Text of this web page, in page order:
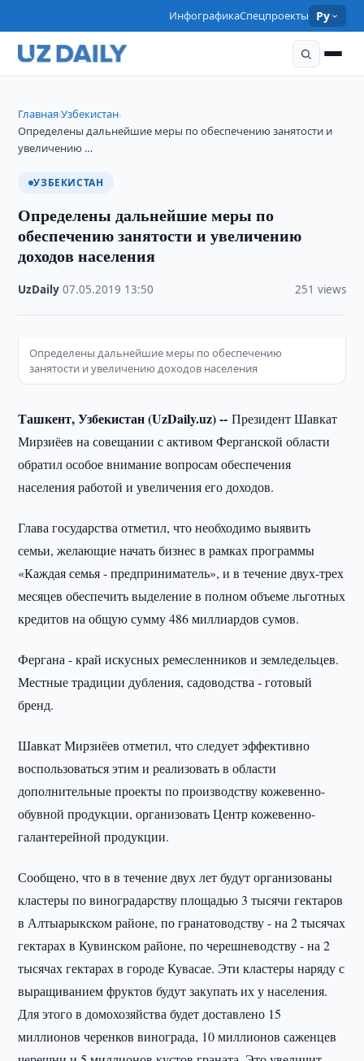
ИнфографикаСпецпроекты Ру
Главная›Узбекистан›
Определены дальнейшие меры по обеспечению занятости и
увеличению …
УЗБЕКИСТАН
Определены дальнейшие меры по
обеспечению занятости и увеличению
доходов населения
UzDaily ·07.05.2019 13:50 251 views
Определены дальнейшие меры по обеспечению
занятости и увеличению доходов населения
Ташкент, Узбекистан (UzDaily.uz) --Президент Шавкат
Мирзиёев на совещании с активом Ферганской области
обратил особое внимание вопросам обеспечения
населения работой и увеличения его доходов.
Глава государства отметил, что необходимо выявить
семьи, желающие начать бизнес в рамках программы
«Каждая семья - предприниматель», и в течение двух-трех
месяцев обеспечить выделение в полном объеме льготных
кредитов на общую сумму 486 миллиардов сумов.
Фергана - край искусных ремесленников и земледельцев.
Местные традиции дубления, садоводства - готовый
бренд.
Шавкат Мирзиёев отметил, что следует эффективно
воспользоваться этим и реализовать в области
дополнительные проекты по производству кожевенно-
обувной продукции, организовать Центр кожевенно-
галантерейной продукции.
Сообщено, что в в течение двух лет будут организованы
кластеры по виноградарству площадью 3 тысячи гектаров
в Алтыарыкском районе, по гранатоводству - на 2 тысячах
гектарах в Кувинском районе, по черешневодству - на 2
тысячах гектарах в городе Кувасае. Эти кластеры наряду с
выращиванием фруктов будут закупать их у населения.
Для этого в домохозяйства будет доставлено 15
миллионов черенков винограда, 10 миллионов саженцев